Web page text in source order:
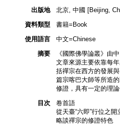
出版地
北京, 中國 [Beijing,
資料類型
書籍=Book
使用語言
中文=Chinese
摘要
《國際佛學論叢》由
文章來源主要依靠每
括禪宗在西方的發展
篇宗喀巴大師等所造
修證，具有一定的理
目次
卷首語
從天臺“六即”行位之
略談禪宗的修證特色